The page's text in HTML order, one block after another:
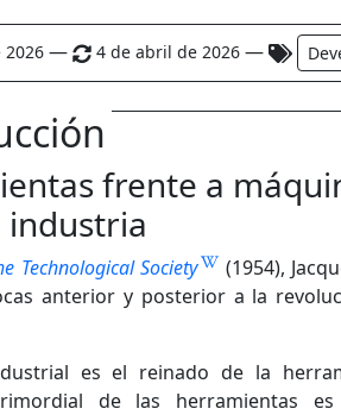
— 4 de abril de 2026 —
frente a
Technological Society
(1954),
anterior y posterior a la
es el reinado de la
de las herramientas